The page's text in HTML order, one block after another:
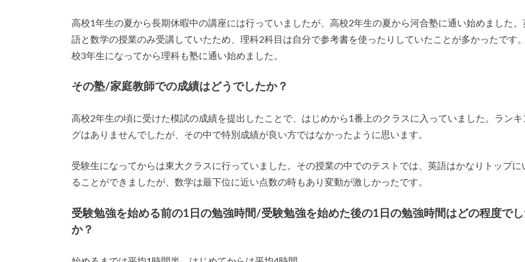
高校1年生の夏から長期休暇中の講座には行っていましたが、高校2年生の夏から河合塾に通い始めました。
語と数学の授業のみ受講していたため、理科2科目は自分で参考書を使ったりしていたことが多かったです
校3年生になってから理科も塾に通い始めました。
その塾/家庭教師での成績はどうでしたか？
高校2年生の頃に受けた模試の成績を提出したことで、はじめから1番上のクラスに入っていました。ランキ
グはありませんでしたが、その中で特別成績が良い方ではなかったように思います。
受験生になってからは東大クラスに行っていました。その授業の中でのテストでは、英語はかなりトップに
ることができましたが、数学は最下位に近い点数の時もあり変動が激しかったです。
受験勉強を始める前の1日の勉強時間/受験勉強を始めた後の1日の勉強時間はどの程度で
か？